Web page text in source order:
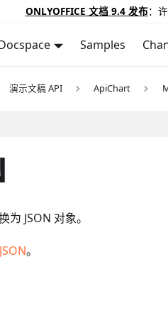
ONLYOFFICE 文档 9.4 发布：
Samples
演示文稿 API ApiChart
JSON 对象。
。